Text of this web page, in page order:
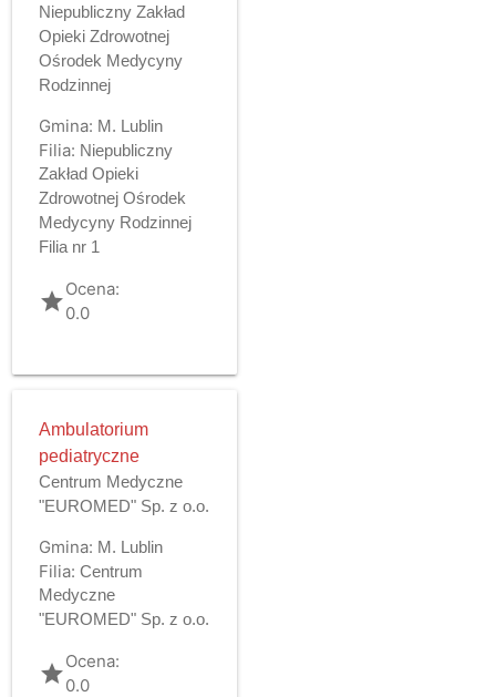
Niepubliczny Zakład
Opieki Zdrowotnej
Ośrodek Medycyny
Rodzinnej
Gmina: M. Lublin
Filia: Niepubliczny
Zakład Opieki
Zdrowotnej Ośrodek
Medycyny Rodzinnej
Filia nr 1
gradeOcena:
0.0
Ambulatorium
pediatryczne
Centrum Medyczne
"EUROMED" Sp. z o.o.
Gmina: M. Lublin
Filia: Centrum
Medyczne
"EUROMED" Sp. z o.o.
gradeOcena:
0.0